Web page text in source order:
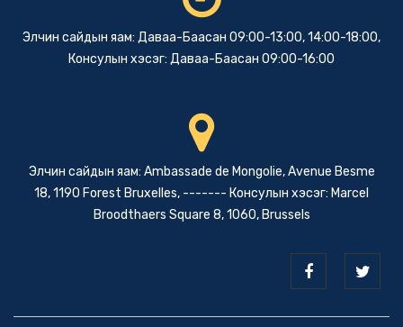
Элчин сайдын яам: Даваа-Баасан 09:00-13:00, 14:00-18:00,
Консулын хэсэг: Даваа-Баасан 09:00-16:00
Элчин сайдын яам: Ambassade de Mongolie, Avenue Besme
18, 1190 Forest Bruxelles, ------- Консулын хэсэг: Marcel
Broodthaers Square 8, 1060, Brussels